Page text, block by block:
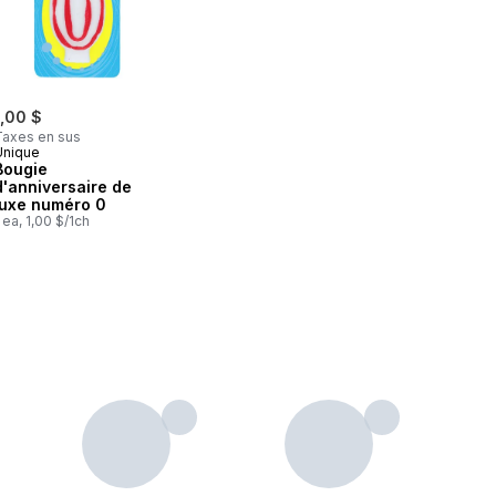
$
en sus
de
numéro 0
ea, 1,00 $/1ch